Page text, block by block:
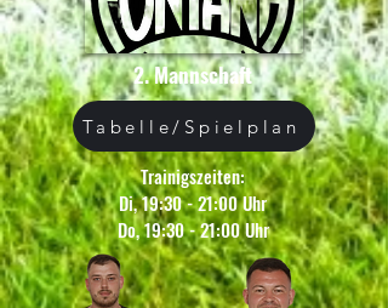
2. Mannschaft
Tabelle/Spielplan
Trainigszeiten:
Di, 19:30 - 21:00 Uhr
Do, 19:30 - 21:00 Uhr